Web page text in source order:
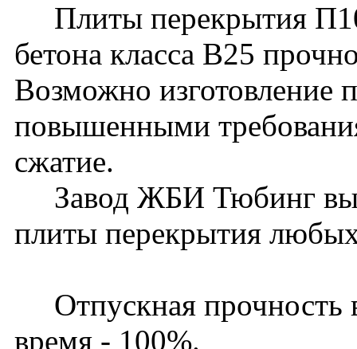
Плиты перекрытия
бетона класса В25
Возможно изготовление
повышенными
сжатие.
Завод ЖБИ Тюбинг
плиты перекрытия
Отпускная прочность
время - 100%.